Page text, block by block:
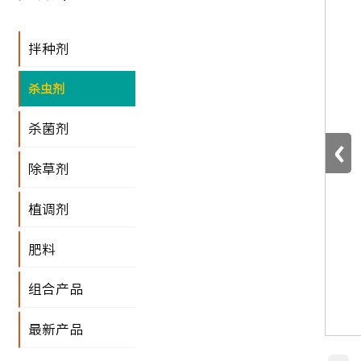
拌种剂
杀虫剂
杀菌剂
除草剂
植调剂
肥料
组合产品
最新产品
‹